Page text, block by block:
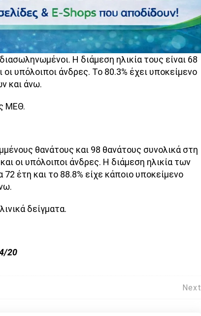
Η διάμεση ηλικία τους είναι 68
οι υπόλοιποι άνδρες. Το 80.3% έχει υποκείμενο
και άνω.
ΜΕΘ.
θανάτους και 98 θανάτους συνολικά στη
οι υπόλοιποι άνδρες. Η διάμεση ηλικία των
έτη και το 88.8% είχε κάποιο υποκείμενο
δείγματα.
20
Next